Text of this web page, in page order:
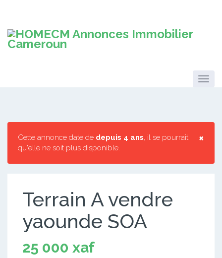
×
Cette annonce date de depuis 4 ans, il se pourrait
qu'elle ne soit plus disponible.
Terrain A vendre
yaounde SOA
25 000 xaf